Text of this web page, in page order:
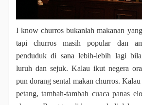
I know churros bukanlah makanan
tapi churros masih popular dan
penduduk di sana lebih-lebih lagi
luruh dan sejuk. Kalau ikut negera
pun dorang sental makan churros.
petang, tambah-tambah cuaca panas